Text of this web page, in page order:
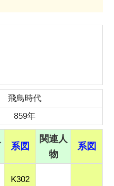
飛鳥時代
859年
系図
関連人
物
系図
K302